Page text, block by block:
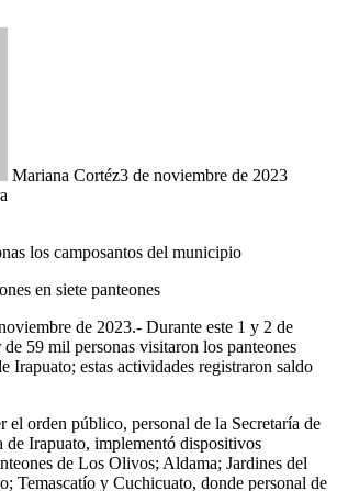
Mariana Cortéz3 de noviembre de 2023
los camposantos del municipio
en siete panteones
de 2023.- Durante este 1 y 2 de
59 mil personas visitaron los panteones
Irapuato; estas actividades registraron saldo
el orden público, personal de la Secretaría de
de Irapuato, implementó dispositivos
de Los Olivos; Aldama; Jardines del
Temascatío y Cuchicuato, donde personal de